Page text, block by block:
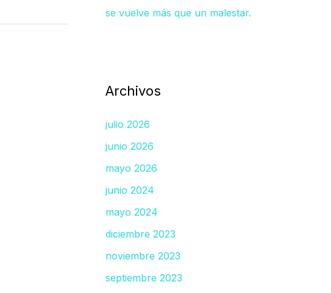
se vuelve más que un malestar.
Archivos
julio 2026
junio 2026
mayo 2026
junio 2024
mayo 2024
diciembre 2023
noviembre 2023
septiembre 2023